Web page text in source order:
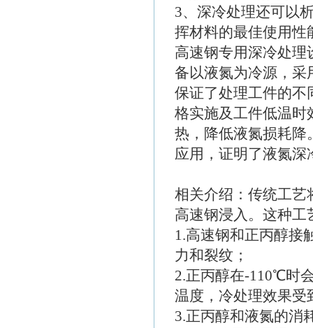
3、深冷处理还可以
挥材料的最佳使用性
高速钢专用深冷处理
备以液氮为冷源，采
保证了处理工件的不
格实施及工件低温时
热，降低液氮损耗降
应用，证明了液氮深
相关介绍：传统工艺
高速钢浸入。这种工
1.高速钢和正丙醇接
力和裂纹；
2.正丙醇在-110℃时
温度，冷处理效果受
3.正丙醇和液氮的消